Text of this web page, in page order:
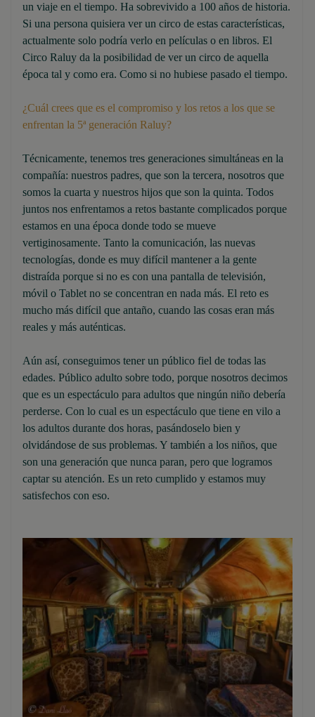
un viaje en el tiempo. Ha sobrevivido a 100 años de historia.
Si una persona quisiera ver un circo de estas características,
actualmente solo podría verlo en películas o en libros. El
Circo Raluy da la posibilidad de ver un circo de aquella
época tal y como era. Como si no hubiese pasado el tiempo.
¿Cuál crees que es el compromiso y los retos a los que se
enfrentan la 5ª generación Raluy?
Técnicamente, tenemos tres generaciones simultáneas en la
compañía: nuestros padres, que son la tercera, nosotros que
somos la cuarta y nuestros hijos que son la quinta. Todos
juntos nos enfrentamos a retos bastante complicados porque
estamos en una época donde todo se mueve
vertiginosamente. Tanto la comunicación, las nuevas
tecnologías, donde es muy difícil mantener a la gente
distraída porque si no es con una pantalla de televisión,
móvil o Tablet no se concentran en nada más. El reto es
mucho más difícil que antaño, cuando las cosas eran más
reales y más auténticas.
Aún así, conseguimos tener un público fiel de todas las
edades. Público adulto sobre todo, porque nosotros decimos
que es un espectáculo para adultos que ningún niño debería
perderse. Con lo cual es un espectáculo que tiene en vilo a
los adultos durante dos horas, pasándoselo bien y
olvidándose de sus problemas. Y también a los niños, que
son una generación que nunca paran, pero que logramos
captar su atención. Es un reto cumplido y estamos muy
satisfechos con eso.